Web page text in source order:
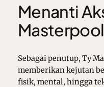
Menanti
Sebagai penutup, Ty
memberikan kejutan
fisik, mental, hingga